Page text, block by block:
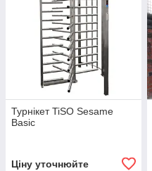
Турнікет TiSO Sesame
Basic
Ціну уточнюйте